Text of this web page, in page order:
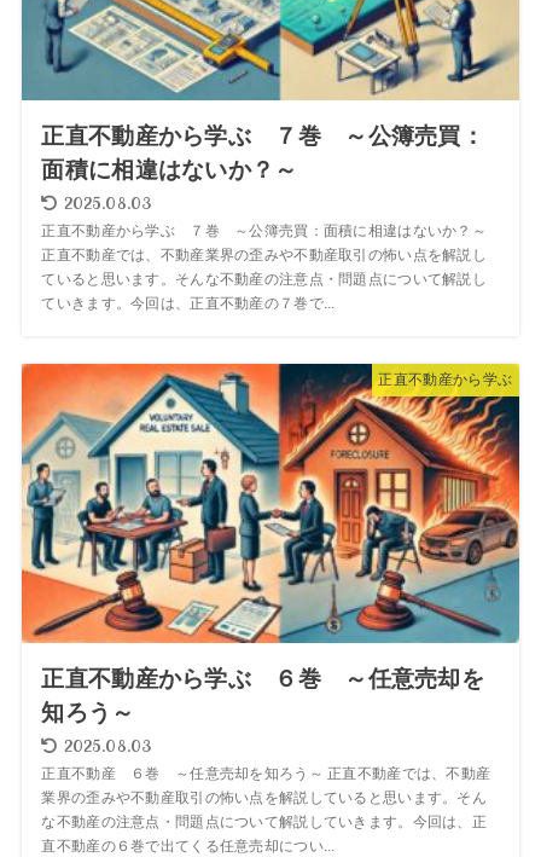
正直不動産から学ぶ ７巻 ～公簿売買：
面積に相違はないか？～
2025.08.03
正直不動産から学ぶ ７巻 ～公簿売買：面積に相違はないか？～
正直不動産では、不動産業界の歪みや不動産取引の怖い点を解説し
ていると思います。そんな不動産の注意点・問題点について解説し
ていきます。今回は、正直不動産の７巻で...
正直不動産から学ぶ
正直不動産から学ぶ ６巻 ～任意売却を
知ろう～
2025.08.03
正直不動産 ６巻 ～任意売却を知ろう～ 正直不動産では、不動産
業界の歪みや不動産取引の怖い点を解説していると思います。そん
な不動産の注意点・問題点について解説していきます。今回は、正
直不動産の６巻で出てくる任意売却につい...